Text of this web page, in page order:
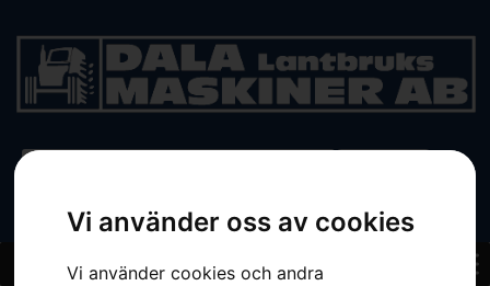
Vi använder oss av cookies
Vi använder cookies och andra